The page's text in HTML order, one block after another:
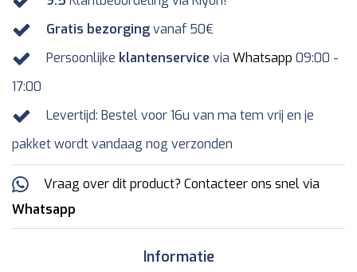
Gratis bezorgingvanaf 50€
Persoonlijke klantenservice via Whatsapp 09:00 -
17:00
Levertijd: Bestel voor 16u van ma tem vrij en je
pakket wordt vandaag nog verzonden
Vraag over dit product? Contacteer ons snel via
Whatsapp
Informatie